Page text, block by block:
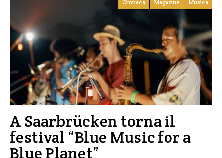
Cronaca Magazine Musica
A Saarbrücken torna il
festival “Blue Music for a
Blue Planet”